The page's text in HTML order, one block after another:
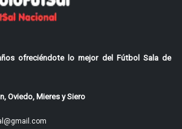
ofreciéndote lo mejor del Fútbol Sala de
Oviedo, Mieres y Siero